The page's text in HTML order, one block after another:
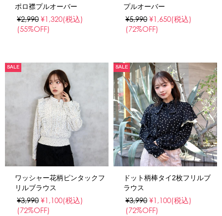
ポロ襟プルオーバー
¥2,990 ¥1,320(税込)
(55%OFF)
プルオーバー
¥5,990 ¥1,650(税込)
(72%OFF)
SALE
ワッシャー花柄ピンタックフ
リルブラウス
¥3,990 ¥1,100(税込)
(72%OFF)
SALE
ドット柄棒タイ2枚フリルブ
ラウス
¥3,990 ¥1,100(税込)
(72%OFF)